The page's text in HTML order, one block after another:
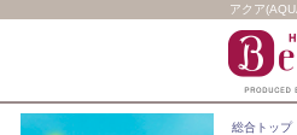
アクア
総合トップ